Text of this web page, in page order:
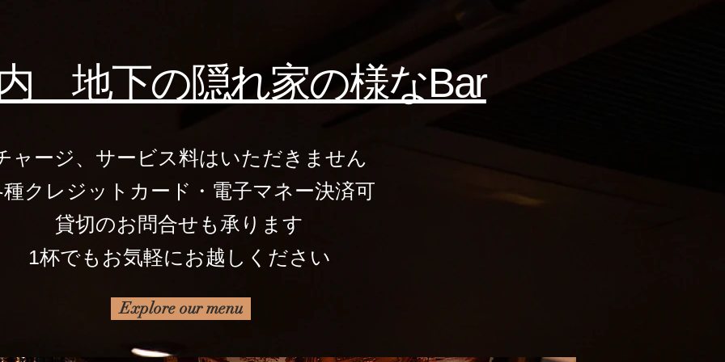
地下の隠れ家の様なBar​
ャージ、サービス料はいただきません
クレジットカード・電子マネー決済可
貸切のお問合せも承ります
​1杯でもお気軽にお越しください
Explore our menu